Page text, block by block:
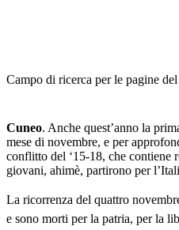
Campo di ricerca per le pagine
Cuneo. Anche quest’anno la
mese di novembre, e per
conflitto del ‘15-18, che contiene
giovani, ahimè, partirono per
La ricorrenza del quattro
e sono morti per la patria, per la